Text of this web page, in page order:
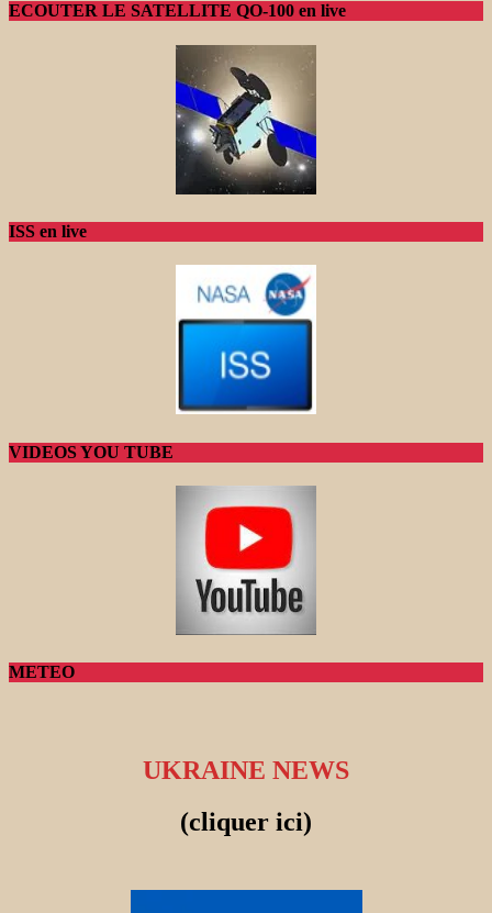
ECOUTER LE SATELLITE QO-100 en live
ISS en live
VIDEOS YOU TUBE
METEO
UKRAINE NEWS
(cliquer ici)